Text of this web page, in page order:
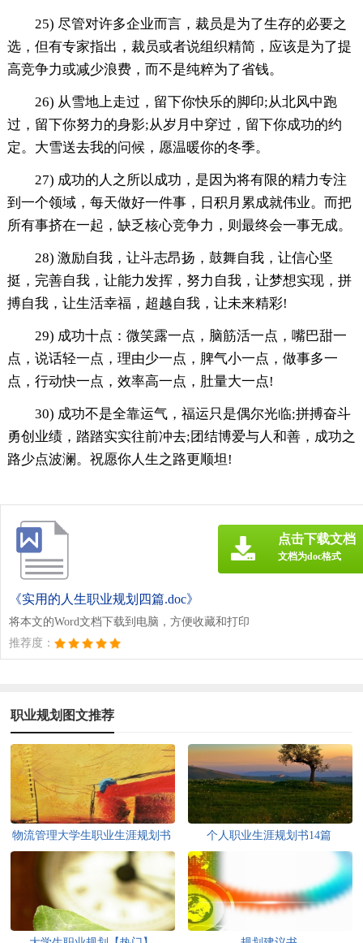
25) 尽管对许多企业而言，裁员是为了生存的必要之
选，但有专家指出，裁员或者说组织精简，应该是为了提
高竞争力或减少浪费，而不是纯粹为了省钱。
26) 从雪地上走过，留下你快乐的脚印;从北风中跑
过，留下你努力的身影;从岁月中穿过，留下你成功的约
定。大雪送去我的问候，愿温暖你的冬季。
27) 成功的人之所以成功，是因为将有限的精力专注
到一个领域，每天做好一件事，日积月累成就伟业。而把
所有事挤在一起，缺乏核心竞争力，则最终会一事无成。
28) 激励自我，让斗志昂扬，鼓舞自我，让信心坚
挺，完善自我，让能力发挥，努力自我，让梦想实现，拼
搏自我，让生活幸福，超越自我，让未来精彩!
29) 成功十点：微笑露一点，脑筋活一点，嘴巴甜一
点，说话轻一点，理由少一点，脾气小一点，做事多一
点，行动快一点，效率高一点，肚量大一点!
30) 成功不是全靠运气，福运只是偶尔光临;拼搏奋斗
勇创业绩，踏踏实实往前冲去;团结博爱与人和善，成功之
路少点波澜。祝愿你人生之路更顺坦!
《实用的人生职业规划四篇.doc》
将本文的Word文档下载到电脑，方便收藏和打印
推荐度：
点击下载文档
文档为doc格式
职业规划图文推荐
物流管理大学生职业生涯规划书 个人职业生涯规划书14篇